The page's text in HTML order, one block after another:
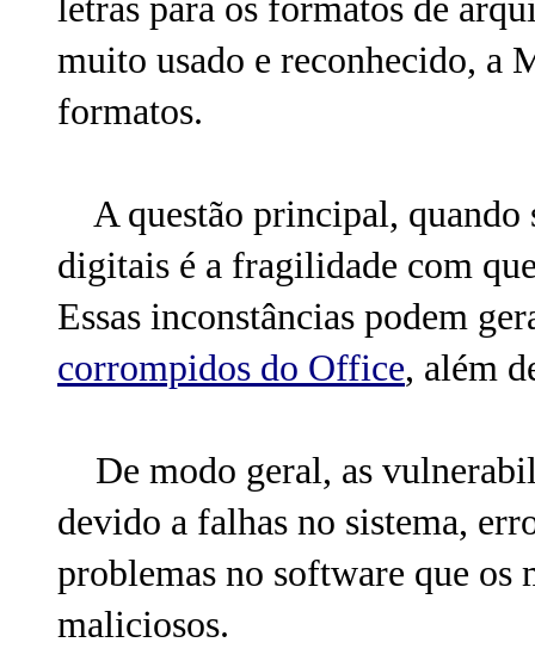
letras para os formatos de
muito usado e reconhecido, a
formatos.
A questão principal, quando
digitais é a fragilidade com
Essas inconstâncias podem
corrompidos do Office, além
De modo geral, as
devido a falhas no sistema,
problemas no software que os
maliciosos.